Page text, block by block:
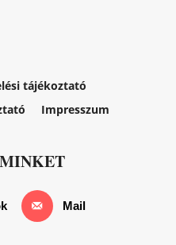
tájékoztató
Impresszum
Mail